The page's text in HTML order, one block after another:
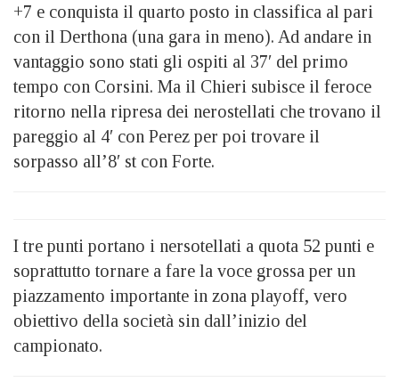
+7 e conquista il quarto posto in classifica al pari
con il Derthona (una gara in meno). Ad andare in
vantaggio sono stati gli ospiti al 37′ del primo
tempo con Corsini. Ma il Chieri subisce il feroce
ritorno nella ripresa dei nerostellati che trovano il
pareggio al 4′ con Perez per poi trovare il
sorpasso all’8′ st con Forte.
I tre punti portano i nersotellati a quota 52 punti e
soprattutto tornare a fare la voce grossa per un
piazzamento importante in zona playoff, vero
obiettivo della società sin dall’inizio del
campionato.